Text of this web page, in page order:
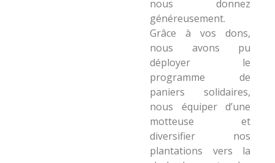
nous donnez
généreusement.
Grâce à vos dons,
nous avons pu
déployer le
programme de
paniers solidaires,
nous équiper d’une
motteuse et
diversifier nos
plantations vers la